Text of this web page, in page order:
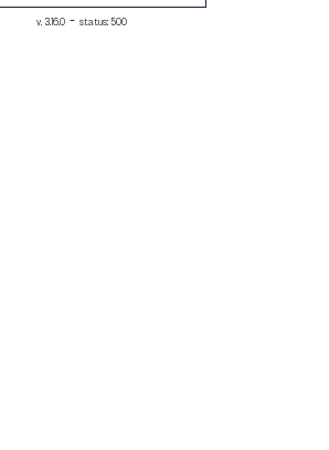
v. 3.16.0 - status: 500